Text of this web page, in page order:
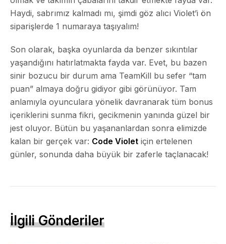
Haydi, sabrımız kalmadı mı, şimdi göz alıcı Violet’i ön
siparişlerde 1 numaraya taşıyalım!
Son olarak, başka oyunlarda da benzer sıkıntılar
yaşandığını hatırlatmakta fayda var. Evet, bu bazen
sinir bozucu bir durum ama TeamKill bu sefer “tam
puan” almaya doğru gidiyor gibi görünüyor. Tam
anlamıyla oyunculara yönelik davranarak tüm bonus
içeriklerini sunma fikri, gecikmenin yanında güzel bir
jest oluyor. Bütün bu yaşananlardan sonra elimizde
kalan bir gerçek var: Code Violet için ertelenen
günler, sonunda daha büyük bir zaferle taçlanacak!
İlgili Gönderiler